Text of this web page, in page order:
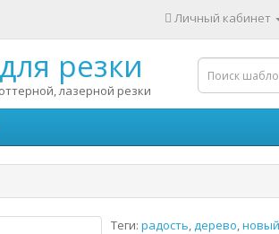
Личный кабинет
резки
лазерной резки
Теги: радость,дерево,